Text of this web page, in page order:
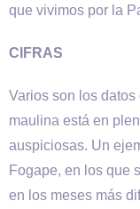
que vivimos por la
CIFRAS
Varios son los
maulina está en
auspiciosas. Un
Fogape, en los que
en los meses más